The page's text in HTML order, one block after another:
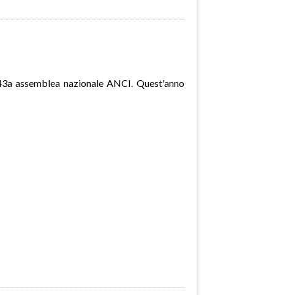
assemblea nazionale ANCI. Quest'anno